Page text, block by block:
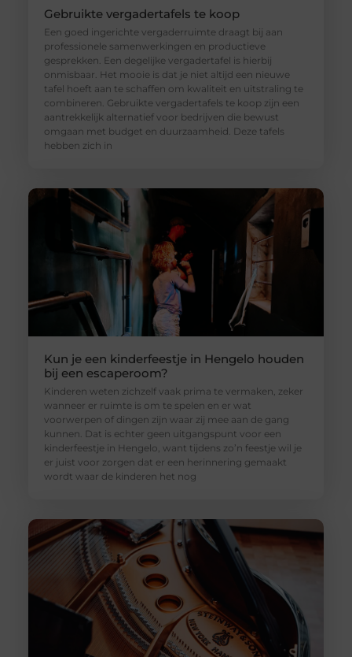
Gebruikte vergadertafels te koop
Een goed ingerichte vergaderruimte draagt bij aan
professionele samenwerkingen en productieve
gesprekken. Een degelijke vergadertafel is hierbij
onmisbaar. Het mooie is dat je niet altijd een nieuwe
tafel hoeft aan te schaffen om kwaliteit en uitstraling te
combineren. Gebruikte vergadertafels te koop zijn een
aantrekkelijk alternatief voor bedrijven die bewust
omgaan met budget en duurzaamheid. Deze tafels
hebben zich in
Kun je een kinderfeestje in Hengelo houden
bij een escaperoom?
Kinderen weten zichzelf vaak prima te vermaken, zeker
wanneer er ruimte is om te spelen en er wat
voorwerpen of dingen zijn waar zij mee aan de gang
kunnen. Dat is echter geen uitgangspunt voor een
kinderfeestje in Hengelo, want tijdens zo’n feestje wil je
er juist voor zorgen dat er een herinnering gemaakt
wordt waar de kinderen het nog